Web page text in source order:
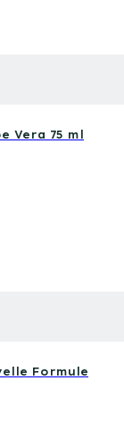
Vera 75 ml
Formule